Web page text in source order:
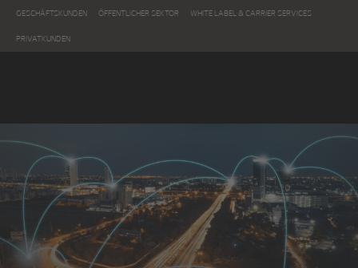
GESCHÄFTSKUNDEN ÖFFENTLICHER SEKTOR WHITE LABEL & CARRIER SERVICES
PRIVATKUNDEN